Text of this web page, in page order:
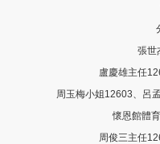
張世
盧慶雄主任
周玉梅小姐12603、呂
懷恩館體
周俊三主任